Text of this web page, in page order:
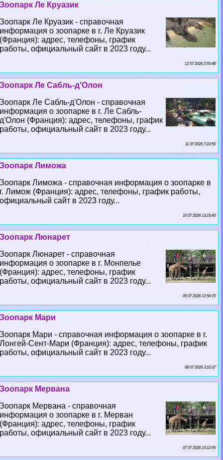
Зоопарк Ле Круазик
Зоопарк Ле Круазик - справочная
информация о зоопарке в г. Ле Круазик
(Франция): адрес, телефоны, график
работы, официальный сайт в 2023 году...
12 07 2026 2:55:48
Зоопарк Ле Сабль-д'Олон
Зоопарк Ле Сабль-д'Олон - справочная
информация о зоопарке в г. Ле Сабль-
д'Олон (Франция): адрес, телефоны, график
работы, официальный сайт в 2023 году...
11 07 2026 7:23:59
Зоопарк Лиможа
Зоопарк Лиможа - справочная информация о зоопарке в
г. Лимож (Франция): адрес, телефоны, график работы,
официальный сайт в 2023 году...
10 07 2026 13:19:40
Зоопарк Люнарет
Зоопарк Люнарет - справочная
информация о зоопарке в г. Монпелье
(Франция): адрес, телефоны, график
работы, официальный сайт в 2023 году...
09 07 2026 12:56:15
Зоопарк Мари
Зоопарк Мари - справочная информация о зоопарке в г.
Лонгeй-Сент-Мари (Франция): адрес, телефоны, график
работы, официальный сайт в 2023 году...
08 07 2026 3:10:37
Зоопарк Мервана
Зоопарк Мервана - справочная
информация о зоопарке в г. Мерван
(Франция): адрес, телефоны, график
работы, официальный сайт в 2023 году...
07 07 2026 15:12:59